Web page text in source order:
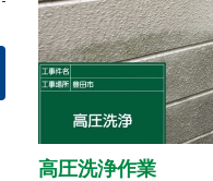
高圧洗浄作業